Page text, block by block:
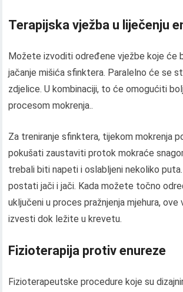
Terapijska vježba u liječenju
Možete izvoditi određene vježbe koje će
jačanje mišića sfinktera. Paralelno će se
zdjelice. U kombinaciji, to će omogućiti
procesom mokrenja..
Za treniranje sfinktera, tijekom mokrenja
pokušati zaustaviti protok mokraće
trebali biti napeti i oslabljeni nekoliko
postati jači i jači. Kada možete točno
uključeni u proces pražnjenja mjehura,
izvesti dok ležite u krevetu.
Fizioterapija protiv enureze
Fizioterapeutske procedure koje su